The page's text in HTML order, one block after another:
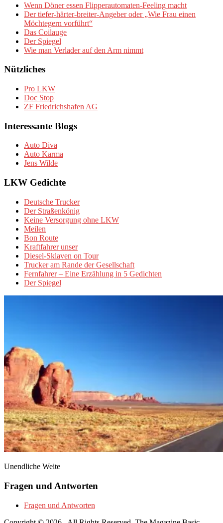
Wenn Döner essen Flipperautomaten-Feeling macht
Der tiefer-härter-breiter-Angeber oder „Wie Frau einen
Möchtegern vorführt“
Das Coilauge
Der Spiegel
Wie man Verlader auf den Arm nimmt
Nützliches
Pro LKW
Doc Stop
ZF Friedrichshafen AG
Interessante Blogs
Auto Diva
Auto Karma
Jens Wilde
LKW Gedichte
Deutsche Trucker
Der Straßenkönig
Keine Versorgung ohne LKW
Meilen
Bon Route
Kraftfahrer unser
Diesel-Sklaven on Tour
Trucker am Rande der Gesellschaft
Fernfahrer – Eine Erzählung in 5 Gedichten
Der Spiegel
Unendliche Weite
Fragen und Antworten
Fragen und Antworten